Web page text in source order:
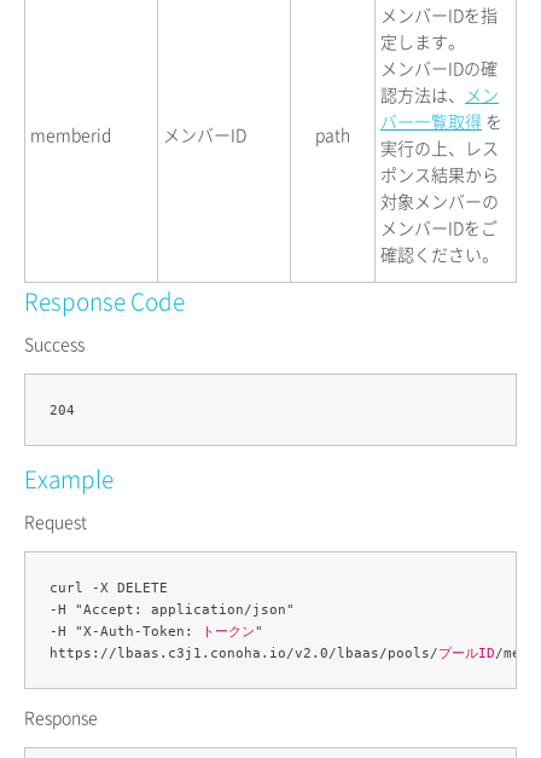
memberid メンバーID path
メンバーIDを指
定します。
メンバーIDの確
認方法は、
メン
バー一覧取得 を
実行の上、レス
ポンス結果から
対象メンバーの
メンバーIDをご
確認ください。
Response Code
Success
Example
Request
curl -X DELETE
-H "Accept: application/json"
-H "X-Auth-Token:
トークン"
https://lbaas.c3j1.conoha.io/v2.0/lbaas/pools/プールID/
Response